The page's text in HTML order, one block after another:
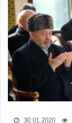
30.01.2020